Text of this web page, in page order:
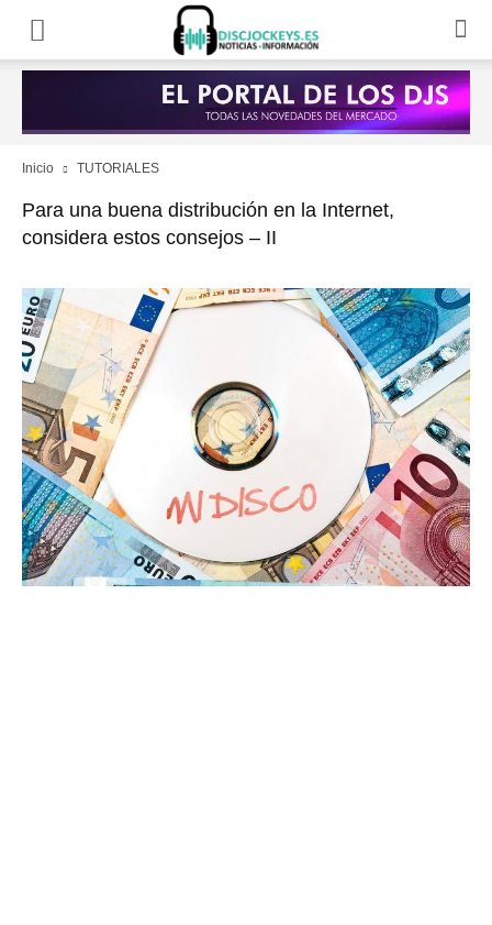
Inicio TUTORIALES
Para una buena distribución en la Internet,
considera estos consejos – II